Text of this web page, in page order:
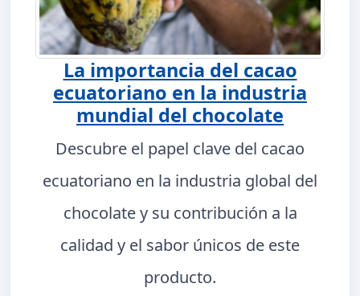
La importancia del cacao
ecuatoriano en la industria
mundial del chocolate
Descubre el papel clave del cacao
ecuatoriano en la industria global del
chocolate y su contribución a la
calidad y el sabor únicos de este
producto.